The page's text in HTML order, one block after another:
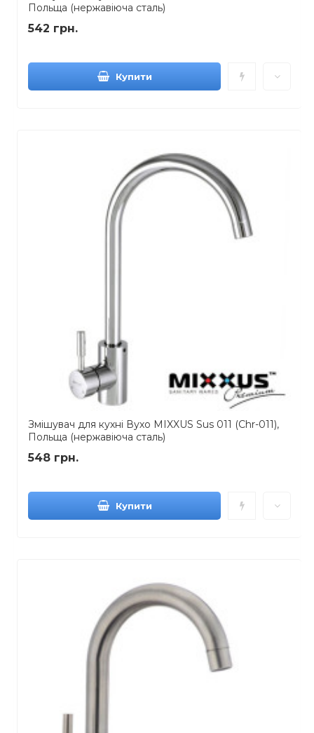
Польща (нержавіюча сталь)
542 грн.
Купити
Змішувач для кухні Вухо MIXXUS Sus 011 (Chr-011),
Польща (нержавіюча сталь)
548 грн.
Купити